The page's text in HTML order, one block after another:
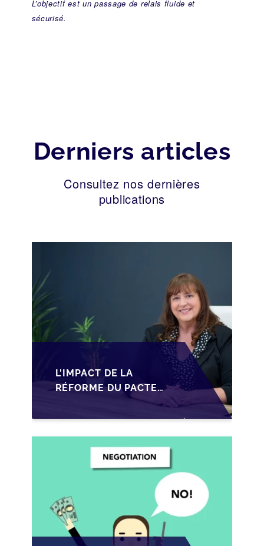
L’objectif est un passage de relais fluide et
sécurisé.
Derniers articles
Consultez nos dernières
publications
L'IMPACT DE LA
RÉFORME DU PACTE
DUTREIL SUR LA
TRANSMISSION DES